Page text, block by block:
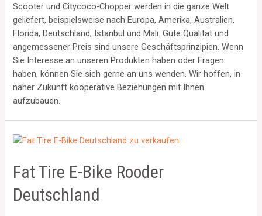
Scooter und Citycoco-Chopper werden in die ganze Welt
geliefert, beispielsweise nach Europa, Amerika, Australien,
Florida, Deutschland, Istanbul und Mali. Gute Qualität und
angemessener Preis sind unsere Geschäftsprinzipien. Wenn
Sie Interesse an unseren Produkten haben oder Fragen
haben, können Sie sich gerne an uns wenden. Wir hoffen, in
naher Zukunft kooperative Beziehungen mit Ihnen
aufzubauen.
Fat Tire E-Bike Rooder
Deutschland